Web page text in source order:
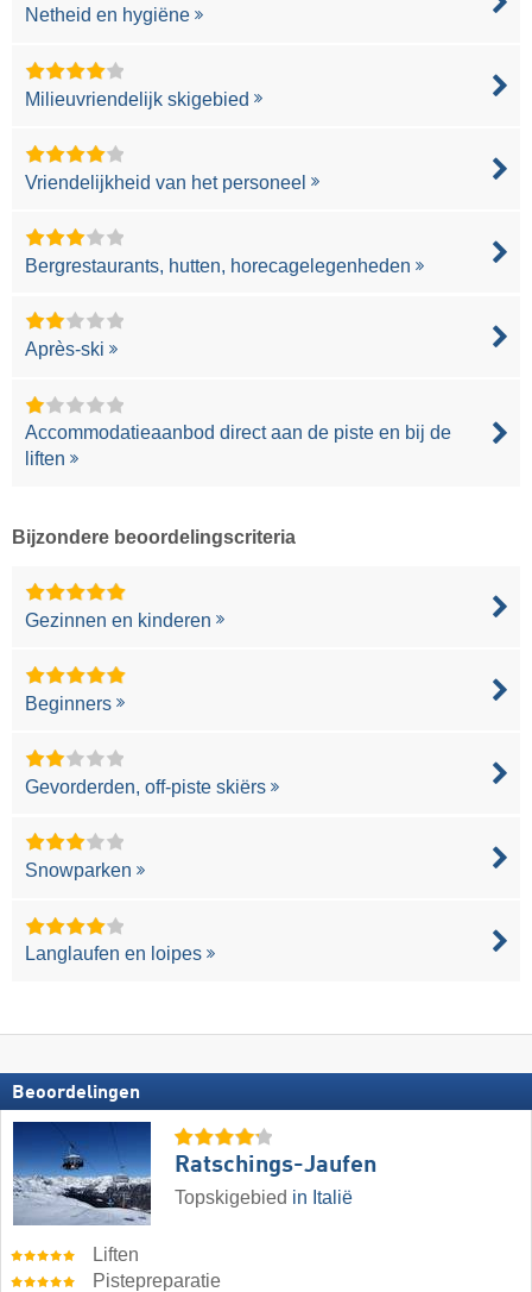
Netheid en hygiëne
Milieuvriendelijk skigebied
Vriendelijkheid van het personeel
Bergrestaurants, hutten, horecagelegenheden
Après-ski
Accommodatieaanbod direct aan de piste en bij de
liften
Bijzondere beoordelingscriteria
Gezinnen en kinderen
Beginners
Gevorderden, off-piste skiërs
Snowparken
Langlaufen en loipes
Beoordelingen
Ratschings-Jaufen
Topskigebied in Italië
Liften
Pistepreparatie